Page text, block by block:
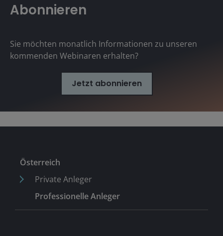
Abonnieren
Sie möchten monatlich Informationen zu unseren
kommenden Webinaren erhalten?
Jetzt abonnieren
Österreich
Private Anleger
Professionelle Anleger